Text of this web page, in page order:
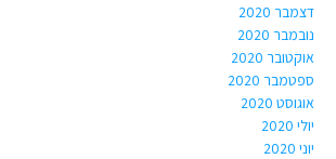
דצמבר 2020
נובמבר 2020
אוקטובר 2020
ספטמבר 2020
אוגוסט 2020
יולי 2020
יוני 2020